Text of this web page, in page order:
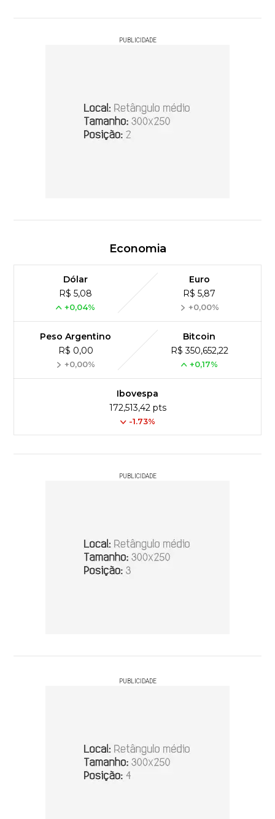
PUBLICIDADE
Economia
Dólar
R$ 5,08
+0,04%
Euro
R$ 5,87
+0,00%
Peso Argentino
R$ 0,00
+0,00%
Bitcoin
R$ 350,652,22
+0,17%
Ibovespa
172,513,42 pts
-1.73%
PUBLICIDADE
PUBLICIDADE